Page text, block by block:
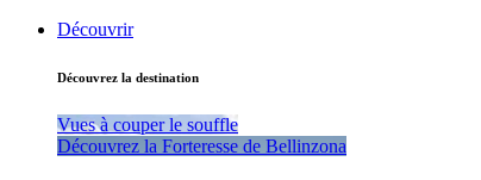
Découvrir
Découvrez la destination
Vues à couper le souffle
Découvrez la Forteresse de Bellinzona